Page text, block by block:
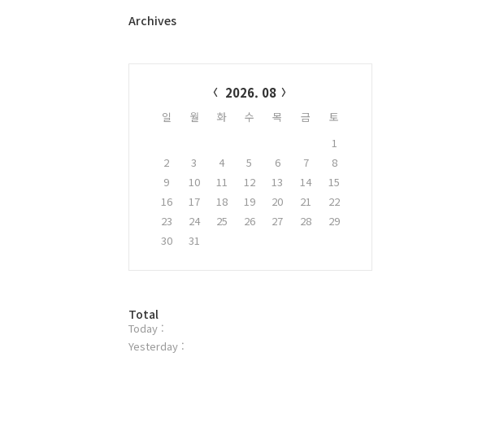
플
Archives
2026. 08
일 월 화 수 목 금
토
1
2
3 4 5 6 7
8
9
10 11 12 13 14
15
16
17 18 19 20 21
22
23
24 25 26 27 28
29
30
31
방
문
자
Total
Today :
Yesterday :